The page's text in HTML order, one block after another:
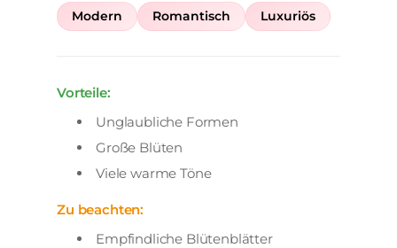
Modern Romantisch Luxuriös
Vorteile:
Unglaubliche Formen
Große Blüten
Viele warme Töne
Zu beachten:
Empfindliche Blütenblätter